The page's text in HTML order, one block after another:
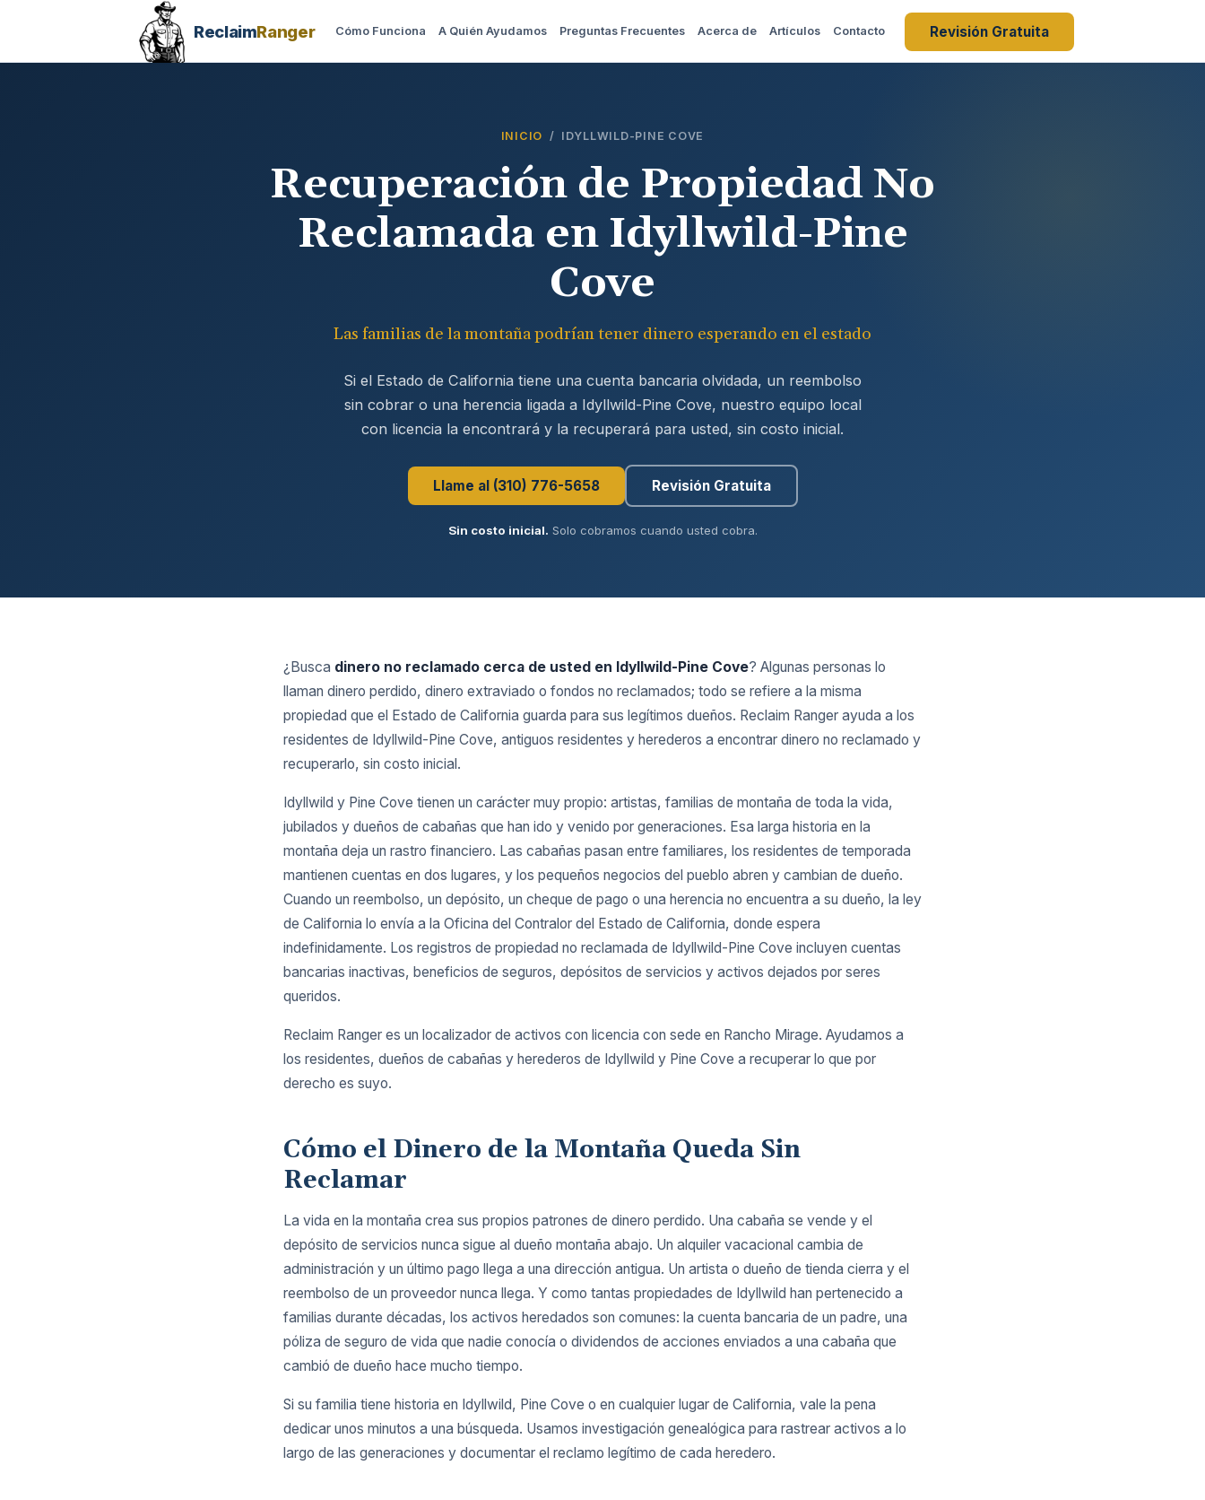
ReclaimRanger Cómo Funciona A Quién Ayudamos Preguntas Frecuentes Acerca de Artículos Contacto Revisión Gratuita
INICIO / IDYLLWILD-PINE COVE
Recuperación de Propiedad No
Reclamada en Idyllwild-Pine
Cove
Las familias de la montaña podrían tener dinero esperando en el estado
Si el Estado de California tiene una cuenta bancaria olvidada, un reembolso
sin cobrar o una herencia ligada a Idyllwild-Pine Cove, nuestro equipo local
con licencia la encontrará y la recuperará para usted, sin costo inicial.
Llame al (310) 776-5658 Revisión Gratuita
Sin costo inicial. Solo cobramos cuando usted cobra.
¿Busca dinero no reclamado cerca de usted en Idyllwild-Pine Cove? Algunas personas lo
llaman dinero perdido, dinero extraviado o fondos no reclamados; todo se refiere a la misma
propiedad que el Estado de California guarda para sus legítimos dueños. Reclaim Ranger ayuda a los
residentes de Idyllwild-Pine Cove, antiguos residentes y herederos a encontrar dinero no reclamado y
recuperarlo, sin costo inicial.
Idyllwild y Pine Cove tienen un carácter muy propio: artistas, familias de montaña de toda la vida,
jubilados y dueños de cabañas que han ido y venido por generaciones. Esa larga historia en la
montaña deja un rastro financiero. Las cabañas pasan entre familiares, los residentes de temporada
mantienen cuentas en dos lugares, y los pequeños negocios del pueblo abren y cambian de dueño.
Cuando un reembolso, un depósito, un cheque de pago o una herencia no encuentra a su dueño, la ley
de California lo envía a la Oficina del Contralor del Estado de California, donde espera
indefinidamente. Los registros de propiedad no reclamada de Idyllwild-Pine Cove incluyen cuentas
bancarias inactivas, beneficios de seguros, depósitos de servicios y activos dejados por seres
queridos.
Reclaim Ranger es un localizador de activos con licencia con sede en Rancho Mirage. Ayudamos a
los residentes, dueños de cabañas y herederos de Idyllwild y Pine Cove a recuperar lo que por
derecho es suyo.
Cómo el Dinero de la Montaña Queda Sin
Reclamar
La vida en la montaña crea sus propios patrones de dinero perdido. Una cabaña se vende y el
depósito de servicios nunca sigue al dueño montaña abajo. Un alquiler vacacional cambia de
administración y un último pago llega a una dirección antigua. Un artista o dueño de tienda cierra y el
reembolso de un proveedor nunca llega. Y como tantas propiedades de Idyllwild han pertenecido a
familias durante décadas, los activos heredados son comunes: la cuenta bancaria de un padre, una
póliza de seguro de vida que nadie conocía o dividendos de acciones enviados a una cabaña que
cambió de dueño hace mucho tiempo.
Si su familia tiene historia en Idyllwild, Pine Cove o en cualquier lugar de California, vale la pena
dedicar unos minutos a una búsqueda. Usamos investigación genealógica para rastrear activos a lo
largo de las generaciones y documentar el reclamo legítimo de cada heredero.